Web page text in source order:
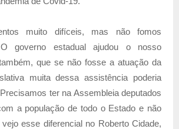
muito difíceis, mas não fomos
O governo estadual ajudou o nosso
que se não fosse a atuação da
muita dessa assistência poderia
ter na Assembleia deputados
a população de todo o Estado e não
esse diferencial no Roberto Cidade,